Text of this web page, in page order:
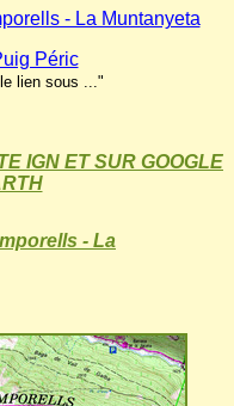
- La Muntanyeta
Péric
lien sous ..."
IGN ET SUR GOOGLE
- La